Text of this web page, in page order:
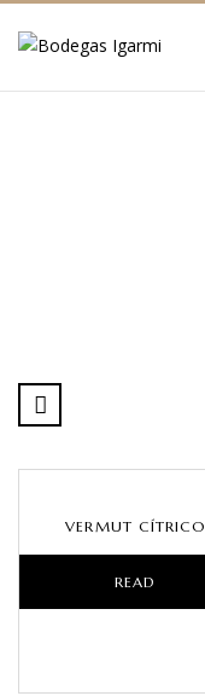
VERMUT CÍTRICO
READ